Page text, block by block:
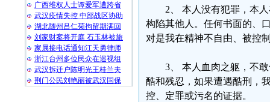
广西维权人士谭爱军遭跨省
武汉疫情失控 中部战区协助
湖北随州吕仁菊拘留期满回
刘家财案将开庭 石玉林被旅
家属接电话通知江天勇律师
浙江台州多位民众在巡视组
武汉拆迁户陈明光王桂兰夫
荆门公民刘艳丽被武汉国保
2、 本人没有犯罪，本
构陷其他人。任何书面的、
对是我在精神不自由、被控
3、 本人血肉之躯，不
酷和残忍，如果遭遇酷刑，
控、定罪或污名的证据。